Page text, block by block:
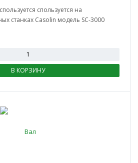
спользуется на
станках Casolin модель SC-3000
В КОРЗИНУ